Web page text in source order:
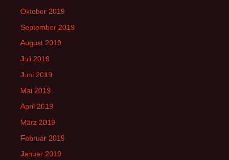
Oktober 2019
September 2019
August 2019
Juli 2019
Juni 2019
Mai 2019
April 2019
März 2019
Februar 2019
Januar 2019